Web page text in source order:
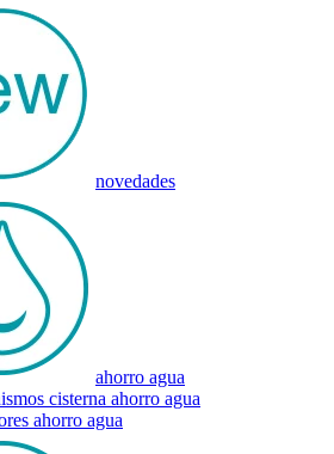
novedades
ahorro agua
cisterna ahorro agua
ahorro agua